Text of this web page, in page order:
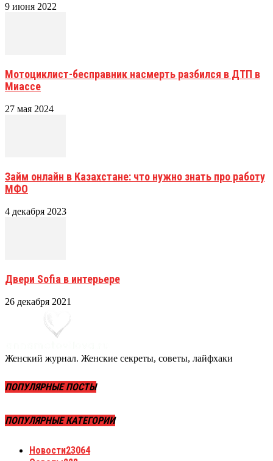
9 июня 2022
Мотоциклист-бесправник насмерть разбился в ДТП в
Миассе
27 мая 2024
Займ онлайн в Казахстане: что нужно знать про работу
МФО
4 декабря 2023
Двери Sofia в интерьере
26 декабря 2021
Женский журнал. Женские секреты, советы, лайфхаки
ПОПУЛЯРНЫЕ ПОСТЫ
ПОПУЛЯРНЫЕ КАТЕГОРИИ
Новости23064